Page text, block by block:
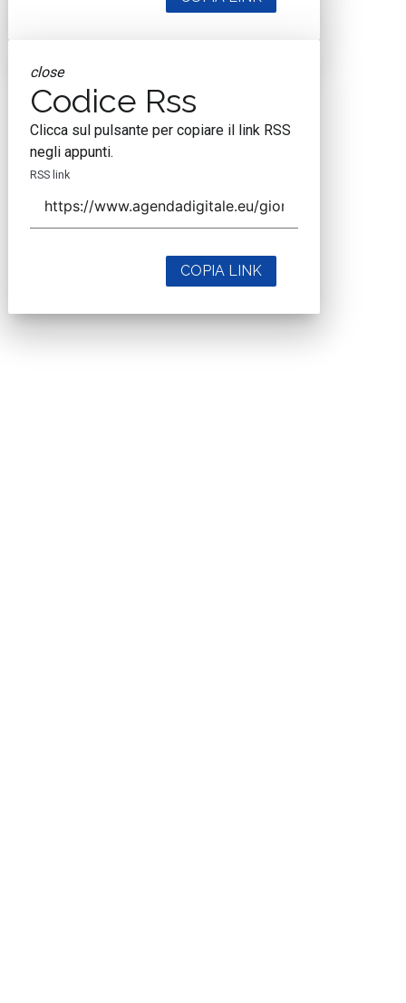
close
Codice Rss
Clicca sul pulsante per copiare il link RSS
negli appunti.
RSS link
COPIA LINK